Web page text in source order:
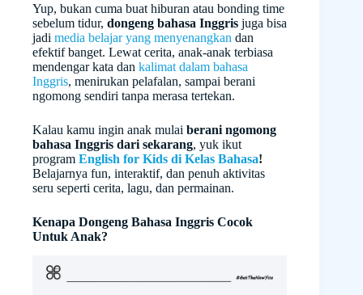
Yup, bukan cuma buat hiburan atau bonding time
sebelum tidur, dongeng bahasa Inggris juga bisa
jadi media belajar yang menyenangkan dan
efektif banget. Lewat cerita, anak-anak terbiasa
mendengar kata dan kalimat dalam bahasa
Inggris, menirukan pelafalan, sampai berani
ngomong sendiri tanpa merasa tertekan.
Kalau kamu ingin anak mulai berani ngomong
bahasa Inggris dari sekarang, yuk ikut
program English for Kids di Kelas Bahasa!
Belajarnya fun, interaktif, dan penuh aktivitas
seru seperti cerita, lagu, dan permainan.
Kenapa Dongeng Bahasa Inggris Cocok
Untuk Anak?